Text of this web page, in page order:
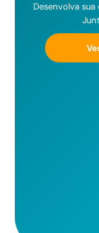
Desenvolva